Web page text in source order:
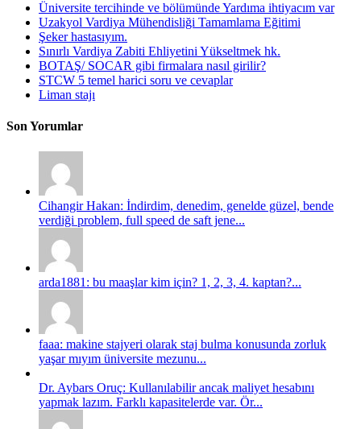
Üniversite tercihinde ve bölümünde Yardıma ihtiyacım var
Uzakyol Vardiya Mühendisliği Tamamlama Eğitimi
Şeker hastasıyım.
Sınırlı Vardiya Zabiti Ehliyetini Yükseltmek hk.
BOTAŞ/ SOCAR gibi firmalara nasıl girilir?
STCW 5 temel harici soru ve cevaplar
Liman stajı
Son Yorumlar
Cihangir Hakan: İndirdim, denedim, genelde güzel, bende
verdiği problem, full speed de saft jene...
arda1881: bu maaşlar kim için? 1, 2, 3, 4. kaptan?...
faaa: makine stajyeri olarak staj bulma konusunda zorluk
yaşar mıyım üniversite mezunu...
Dr. Aybars Oruç: Kullanılabilir ancak maliyet hesabını
yapmak lazım. Farklı kapasitelerde var. Ör...